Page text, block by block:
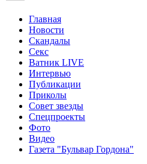
Главная
Новости
Скандалы
Секс
Ватник LIVE
Интервью
Публикации
Приколы
Совет звезды
Спецпроекты
Фото
Видео
Газета "Бульвар Гордона"